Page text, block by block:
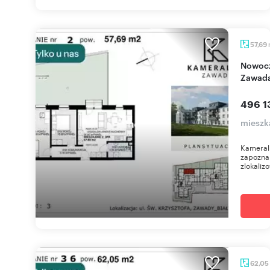
57,69
Nowoczesne 3-pokojowe z ogródkiem na
496
62,05